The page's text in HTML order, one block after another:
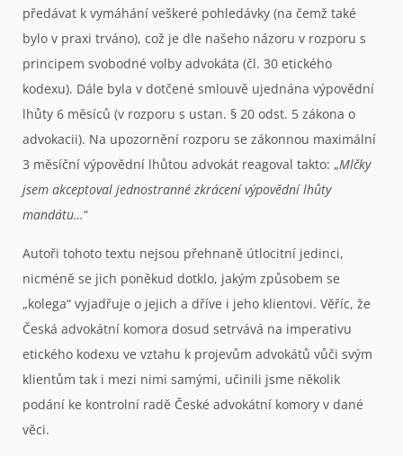
předávat k vymáhání veškeré pohledávky (na čemž také
bylo v praxi trváno), což je dle našeho názoru v rozporu s
principem svobodné volby advokáta (čl. 30 etického
kodexu). Dále byla v dotčené smlouvě ujednána výpovědní
lhůty 6 měsíců (v rozporu s ustan. § 20 odst. 5 zákona o
advokacii). Na upozornění rozporu se zákonnou maximální
3 měsíční výpovědní lhůtou advokát reagoval takto: „Mlčky
jsem akceptoval jednostranné zkrácení výpovědní lhůty
mandátu…“
Autoři tohoto textu nejsou přehnaně útlocitní jedinci,
nicméně se jich poněkud dotklo, jakým způsobem se
„kolega“ vyjadřuje o jejich a dříve i jeho klientovi. Věříc, že
Česká advokátní komora dosud setrvává na imperativu
etického kodexu ve vztahu k projevům advokátů vůči svým
klientům tak i mezi nimi samými, učinili jsme několik
podání ke kontrolní radě České advokátní komory v dané
věci.